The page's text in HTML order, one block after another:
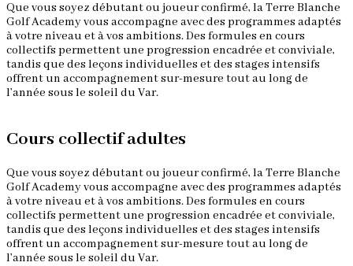
Que vous soyez débutant ou joueur confirmé, la Terre Blanche
Golf Academy vous accompagne avec des programmes adaptés
à votre niveau et à vos ambitions. Des formules en cours
collectifs permettent une progression encadrée et conviviale,
tandis que des leçons individuelles et des stages intensifs
offrent un accompagnement sur-mesure tout au long de
l’année sous le soleil du Var.
Cours collectif adultes
Que vous soyez débutant ou joueur confirmé, la Terre Blanche
Golf Academy vous accompagne avec des programmes adaptés
à votre niveau et à vos ambitions. Des formules en cours
collectifs permettent une progression encadrée et conviviale,
tandis que des leçons individuelles et des stages intensifs
offrent un accompagnement sur-mesure tout au long de
l’année sous le soleil du Var.